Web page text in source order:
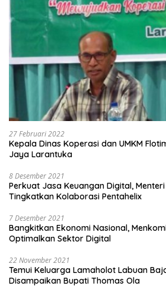
27 Februari 2022
Kepala Dinas Koperasi dan UMKM
Jaya Larantuka
8 Desember 2021
Perkuat Jasa Keuangan Digital,
Tingkatkan Kolaborasi Pentahelix
7 Desember 2021
Bangkitkan Ekonomi Nasional,
Optimalkan Sektor Digital
22 November 2021
Temui Keluarga Lamaholot Labuan
Disampaikan Bupati Thomas Ola